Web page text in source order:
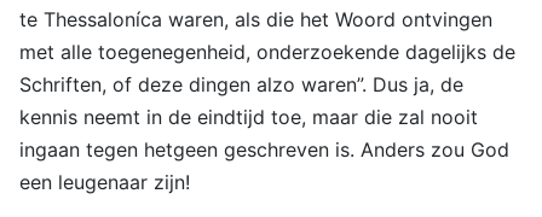
te Thessaloníca waren, als die het Woord ontvingen
met alle toegenegenheid, onderzoekende dagelijks de
Schriften, of deze dingen alzo waren”. Dus ja, de
kennis neemt in de eindtijd toe, maar die zal nooit
ingaan tegen hetgeen geschreven is. Anders zou God
een leugenaar zijn!